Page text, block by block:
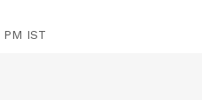
IST